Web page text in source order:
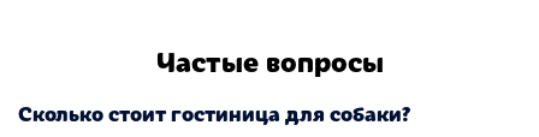
Частые вопросы
Сколько стоит гостиница для собаки?